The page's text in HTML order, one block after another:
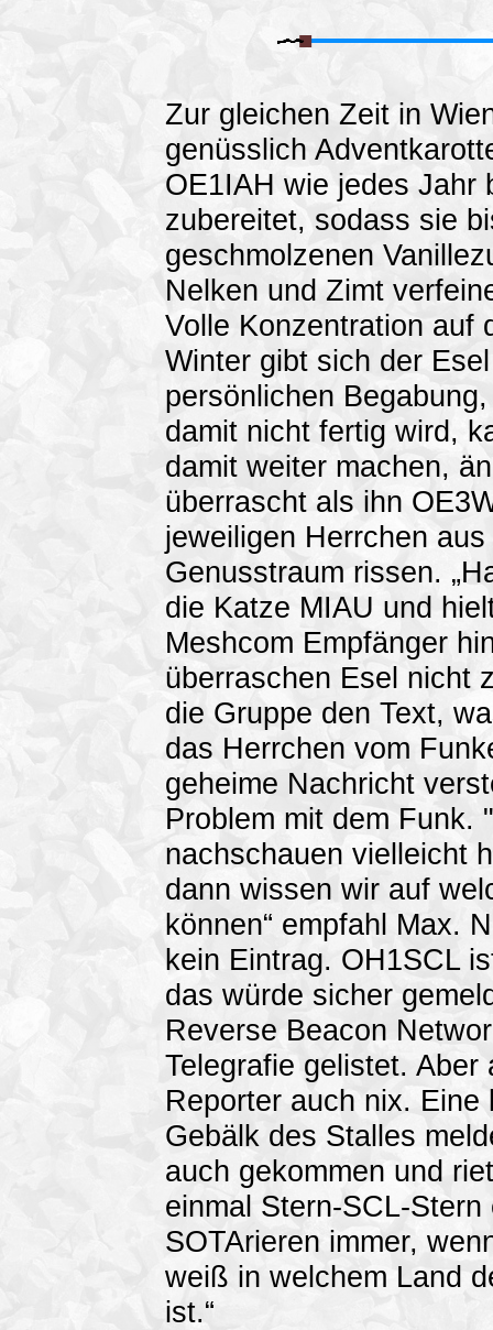
Zur gleichen Zeit in
genüsslich
OE1IAH wie jedes Jahr
zubereitet, sodass sie
geschmolzenen
Nelken und Zimt
Volle Konzentration auf
Winter gibt sich der
persönlichen
damit nicht fertig wird,
damit weiter machen,
überrascht als ihn
jeweiligen Herrchen
Genusstraum rissen.
die Katze MIAU und
Meshcom Empfänger
überraschen Esel nicht
die Gruppe den Text,
das Herrchen vom
geheime Nachricht
Problem mit dem Funk.
nachschauen vielleicht
dann wissen wir auf
können“ empfahl Max.
kein Eintrag. OH1SCL
das würde sicher
Reverse Beacon
Telegrafie gelistet.
Reporter auch nix.
Gebälk des Stalles
auch gekommen und
einmal Stern-SCL-
SOTArieren immer,
weiß in welchem Land
ist.“